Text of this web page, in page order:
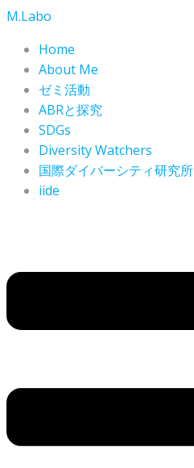
コ
M.Labo
Home
About Me
ゼミ活動
ABRと探究
SDGs
Diversity Watchers
国際ダイバーシティ研究所
iide